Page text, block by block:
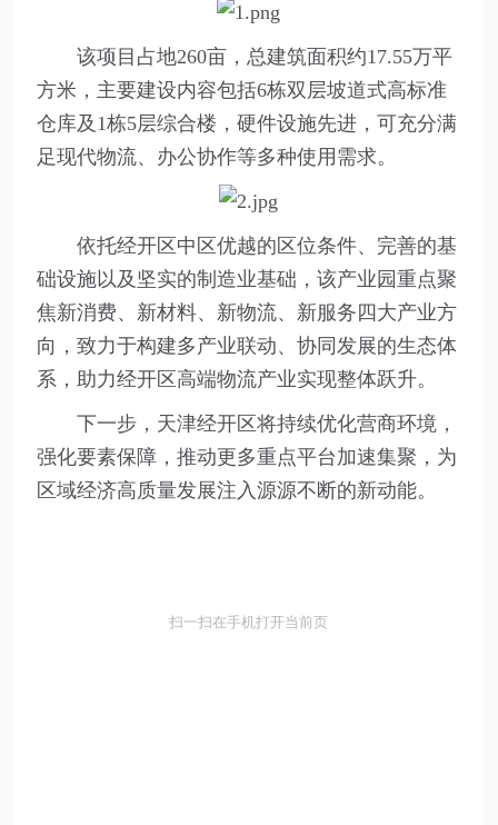
该项目占地260亩，总建筑面积约17.55万平
方米，主要建设内容包括6栋双层坡道式高标准
仓库及1栋5层综合楼，硬件设施先进，可充分满
足现代物流、办公协作等多种使用需求。
依托经开区中区优越的区位条件、完善的基
础设施以及坚实的制造业基础，该产业园重点聚
焦新消费、新材料、新物流、新服务四大产业方
向，致力于构建多产业联动、协同发展的生态体
系，助力经开区高端物流产业实现整体跃升。
下一步，天津经开区将持续优化营商环境，
强化要素保障，推动更多重点平台加速集聚，为
区域经济高质量发展注入源源不断的新动能。
扫一扫在手机打开当前页